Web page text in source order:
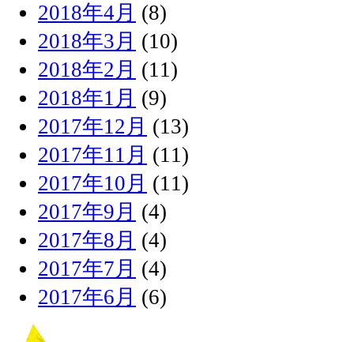
2018年4月 (8)
2018年3月 (10)
2018年2月 (11)
2018年1月 (9)
2017年12月 (13)
2017年11月 (11)
2017年10月 (11)
2017年9月 (4)
2017年8月 (4)
2017年7月 (4)
2017年6月 (6)